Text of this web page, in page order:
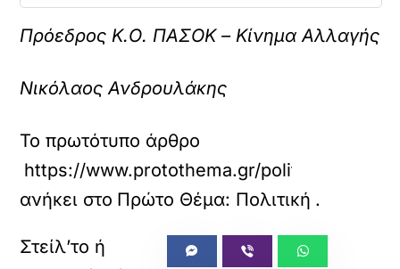
Πρόεδρος Κ.Ο. ΠΑΣΟΚ – Κίνημα Αλλαγής
Νικόλαος Ανδρουλάκης
Το πρωτότυπο άρθρο
https://www.protothema.gr/politics/article/
ανήκει στο Πρώτο Θέμα: Πολιτική .